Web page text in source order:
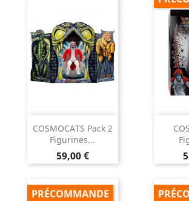
COSMOCATS Pack 2
Figurines...
Prix
59,00 €
PRÉCOMMANDE